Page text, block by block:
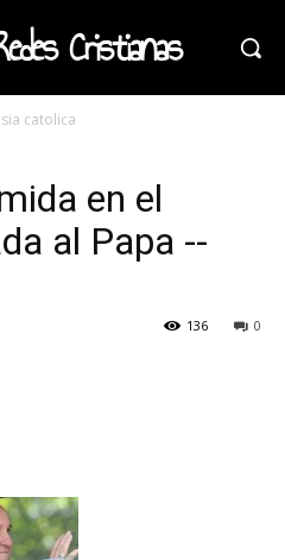
Cristianas
catolica
en el
al Papa --
0
136